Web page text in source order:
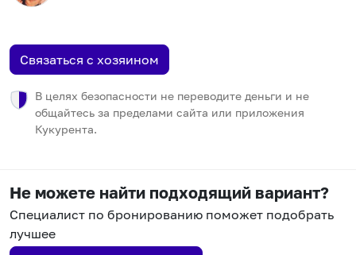
Связаться с хозяином
В целях безопасности не переводите деньги и не
общайтесь за пределами сайта или приложения
Кукурента.
Не можете найти подходящий вариант?
Специалист по бронированию поможет подобрать
лучшее